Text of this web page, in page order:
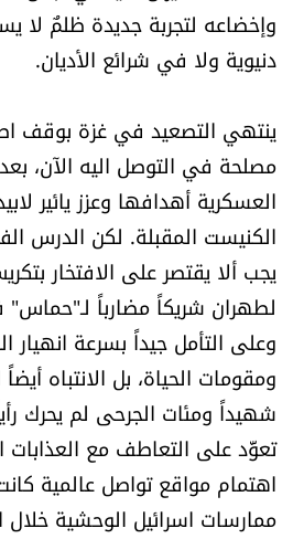
وإخضاعه لتجربة جديدة ظلمٌ لا
دنيوية ولا في شرائع الأديان.
ينتهي التصعيد في غزة بوقف
مصلحة في التوصل اليه الآن،
العسكرية أهدافها وعزز يائير
الكنيست المقبلة. لكن الدرس
يجب ألا يقتصر على الافتخار
لطهران شريكاً مضارباً
وعلى التأمل جيداً بسرعة انهيار
شهيداً ومئات الجرحى لم يحرك
تعوَّد على التعاطف مع العذابات
اهتمام مواقع تواصل عالمية
ممارسات اسرائيل الوحشية خلال